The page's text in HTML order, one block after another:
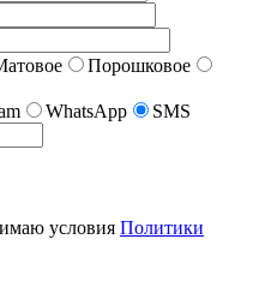
Порошковое
WhatsApp
SMS
условия Политики